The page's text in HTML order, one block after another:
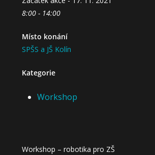
8:00 - 14:00
Místo konání
SPŠS a JŠ Kolín
Kategorie
Workshop
Workshop – robotika pro ZŠ